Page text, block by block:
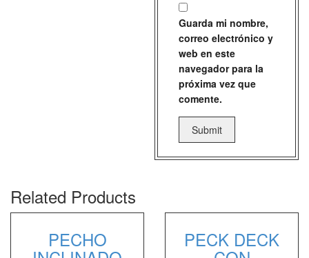
Guarda mi nombre,
correo electrónico y
web en este
navegador para la
próxima vez que
comente.
Related Products
PECHO
PECK DECK